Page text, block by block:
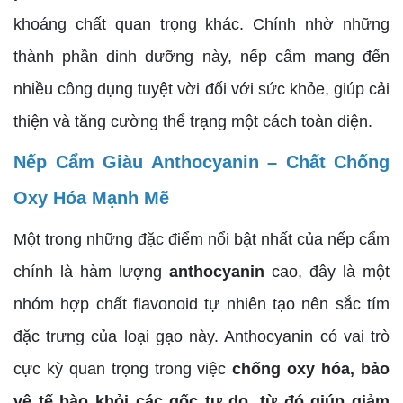
khoáng chất quan trọng khác. Chính nhờ những
thành phần dinh dưỡng này, nếp cẩm mang đến
nhiều công dụng tuyệt vời đối với sức khỏe, giúp cải
thiện và tăng cường thể trạng một cách toàn diện.
Nếp Cẩm Giàu Anthocyanin – Chất Chống
Oxy Hóa Mạnh Mẽ
Một trong những đặc điểm nổi bật nhất của nếp cẩm
chính là hàm lượng anthocyanin cao, đây là một
nhóm hợp chất flavonoid tự nhiên tạo nên sắc tím
đặc trưng của loại gạo này. Anthocyanin có vai trò
cực kỳ quan trọng trong việcchống oxy hóa, bảo